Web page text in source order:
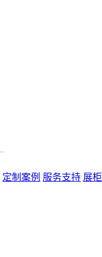
定制案例 服务支持 展